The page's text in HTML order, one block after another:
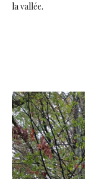
la vallée.